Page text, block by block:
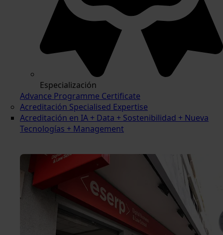
Especialización
Advance Programme Certificate
Acreditación Specialised Expertise
Acreditación en IA + Data + Sostenibilidad + Nueva
Tecnologías + Management